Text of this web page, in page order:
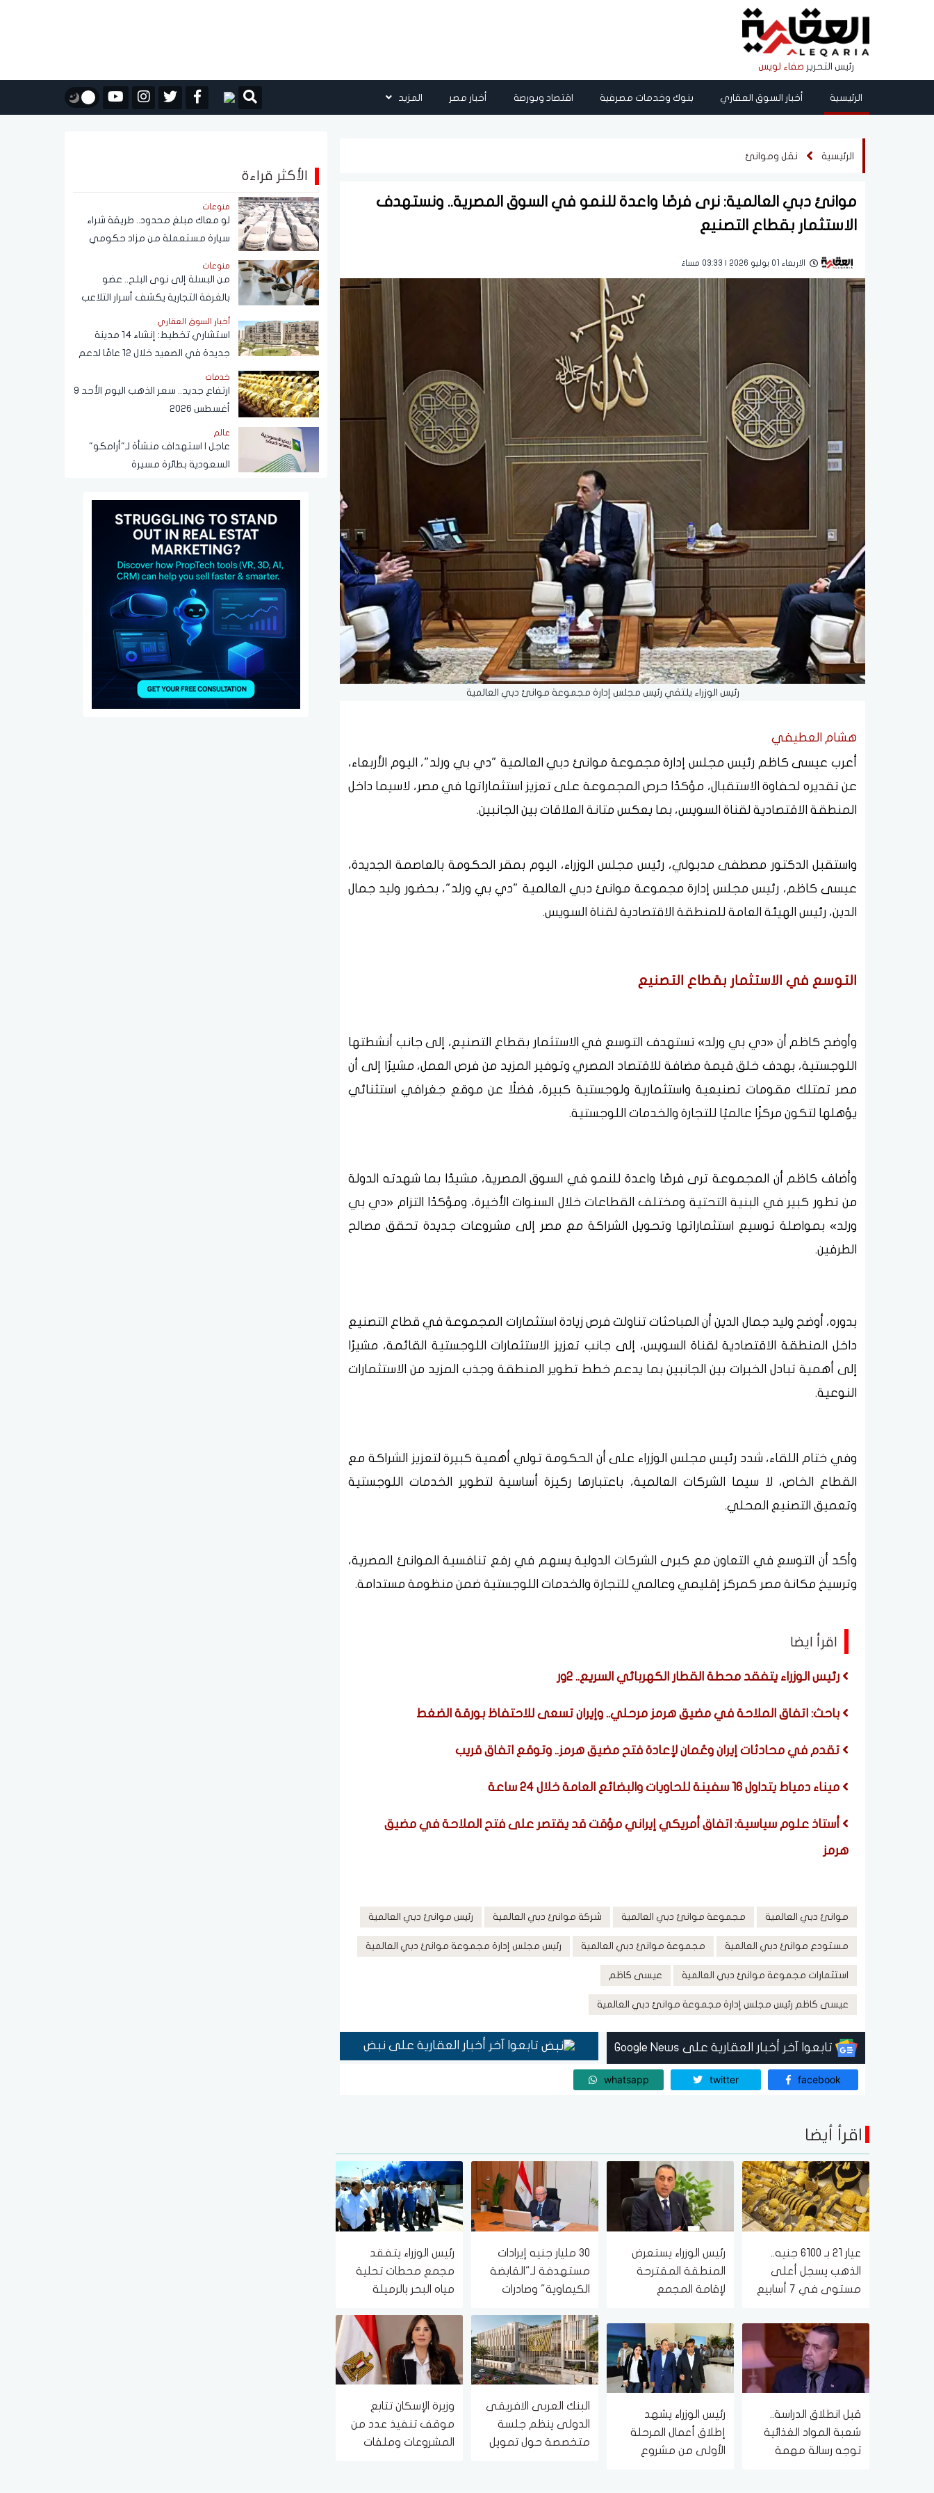
رئيس التحرير صفاء لويس
الرئيسية أخبار السوق العقاري بنوك وخدمات مصرفية اقتصاد وبورصة أخبار مصر المزيد
الرئيسية نقل وموانئ
موانئ دبي العالمية: نرى فرصًا واعدة للنمو في السوق المصرية.. ونستهدف
الاستثمار بقطاع التصنيع
الاربعاء 01 يوليو 2026 | 03:33 مساءً
رئيس الوزراء يلتقي رئيس مجلس إدارة مجموعة موانئ دبي العالمية
هشام العطيفي
أعرب عيسى كاظم رئيس مجلس إدارة مجموعة موانئ دبي العالمية "دي بي ورلد"، اليوم الأربعاء،
عن تقديره لحفاوة الاستقبال، مؤكدًا حرص المجموعة على تعزيز استثماراتها في مصر، لاسيما داخل
المنطقة الاقتصادية لقناة السويس، بما يعكس متانة العلاقات بين الجانبين.
واستقبل الدكتور مصطفى مدبولي، رئيس مجلس الوزراء، اليوم بمقر الحكومة بالعاصمة الجديدة،
عيسى كاظم، رئيس مجلس إدارة مجموعة موانئ دبي العالمية "دي بي ورلد"، بحضور وليد جمال
الدين، رئيس الهيئة العامة للمنطقة الاقتصادية لقناة السويس.
التوسع في الاستثمار بقطاع التصنيع
وأوضح كاظم أن «دي بي ورلد» تستهدف التوسع في الاستثمار بقطاع التصنيع، إلى جانب أنشطتها
اللوجستية، بهدف خلق قيمة مضافة للاقتصاد المصري وتوفير المزيد من فرص العمل، مشيرًا إلى أن
مصر تمتلك مقومات تصنيعية واستثمارية ولوجستية كبيرة، فضلًا عن موقع جغرافي استثنائي
يؤهلها لتكون مركزًا عالميًا للتجارة والخدمات اللوجستية.
وأضاف كاظم أن المجموعة ترى فرصًا واعدة للنمو في السوق المصرية، مشيدًا بما شهدته الدولة
من تطور كبير في البنية التحتية ومختلف القطاعات خلال السنوات الأخيرة، ومؤكدًا التزام «دي بي
ورلد» بمواصلة توسيع استثماراتها وتحويل الشراكة مع مصر إلى مشروعات جديدة تحقق مصالح
الطرفين.
بدوره، أوضح وليد جمال الدين أن المباحثات تناولت فرص زيادة استثمارات المجموعة في قطاع التصنيع
داخل المنطقة الاقتصادية لقناة السويس، إلى جانب تعزيز الاستثمارات اللوجستية القائمة، مشيرًا
إلى أهمية تبادل الخبرات بين الجانبين بما يدعم خطط تطوير المنطقة وجذب المزيد من الاستثمارات
النوعية.
وفي ختام اللقاء، شدد رئيس مجلس الوزراء على أن الحكومة تولي أهمية كبيرة لتعزيز الشراكة مع
القطاع الخاص، لا سيما الشركات العالمية، باعتبارها ركيزة أساسية لتطوير الخدمات اللوجستية
وتعميق التصنيع المحلي.
وأكد أن التوسع في التعاون مع كبرى الشركات الدولية يسهم في رفع تنافسية الموانئ المصرية،
وترسيخ مكانة مصر كمركز إقليمي وعالمي للتجارة والخدمات اللوجستية ضمن منظومة مستدامة.
اقرأ ايضا
رئيس الوزراء يتفقد محطة القطار الكهربائي السريع.. 2ور
باحث: اتفاق الملاحة في مضيق هرمز مرحلي.. وإيران تسعى للاحتفاظ بورقة الضغط
تقدم في محادثات إيران وعُمان لإعادة فتح مضيق هرمز.. وتوقع اتفاق قريب
ميناء دمياط يتداول 16 سفينة للحاويات والبضائع العامة خلال 24 ساعة
أستاذ علوم سياسية: اتفاق أمريكي إيراني مؤقت قد يقتصر على فتح الملاحة في مضيق
هرمز
موانئ دبي العالمية مجموعة موانئ دبي العالمية شركة موانئ دبي العالمية رئيس موانئ دبي العالمية
مستودع موانئ دبي العالمية مجموعة موانئ دبي العالمية رئيس مجلس إدارة مجموعة موانئ دبي العالمية
استثمارات مجموعة موانئ دبي العالمية عيسى كاظم
عيسى كاظم رئيس مجلس إدارة مجموعة موانئ دبي العالمية
تابعوا آخر أخبار العقارية على Google News تابعوا آخر أخبار العقارية على نبض
facebook
twitter
whatsapp
اقرأ أيضا
عيار 21 بـ 6100 جنيه..
الذهب يسجل أعلى
مستوى في 7 أسابيع
رئيس الوزراء يستعرض
المنطقة المقترحة
لإقامة المجمع
الذكية
30 مليار جنيه إيرادات
مستهدفة لـ"القابضة
الكيماوية" وصادرات
رئيس الوزراء يتفقد
مجمع محطات تحلية
مياه البحر بالرميلة
مكعب يوميًا
قبل انطلاق الدراسة..
شعبة المواد الغذائية
توجه رسالة مهمة
رئيس الوزراء يشهد
إطلاق أعمال المرحلة
الأولى من مشروع
البنك العربى الافريقى
الدولى ينظم جلسة
متخصصة حول تمويل
وزيرة الإسكان تتابع
موقف تنفيذ عدد من
المشروعات وملفات
الأكثر قراءة
منوعات
لو معاك مبلغ محدود.. طريقة شراء
سيارة مستعملة من مزاد حكومي
منوعات
من البسلة إلى نوى البلح.. عضو
بالغرفة التجارية يكشف أسرار التلاعب
في القهوة
أخبار السوق العقاري
استشاري تخطيط: إنشاء 14 مدينة
جديدة في الصعيد خلال 12 عامًا لدعم
خدمات
ارتفاع جديد.. سعر الذهب اليوم الأحد 9
أغسطس 2026
عالم
عاجل | استهداف منشأة لـ"أرامكو"
السعودية بطائرة مسيرة